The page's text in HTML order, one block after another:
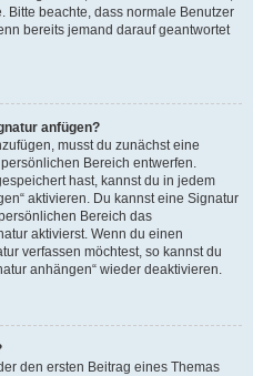
Bitte beachte, dass normale Benutzer
bereits jemand darauf geantwortet
anfügen?
musst du zunächst eine
Bereich entwerfen.
hast, kannst du in jedem
aktivieren. Du kannst eine Signatur
Bereich das
aktivierst. Wenn du einen
verfassen möchtest, so kannst du
anhängen“ wieder deaktivieren.
den ersten Beitrag eines Themas